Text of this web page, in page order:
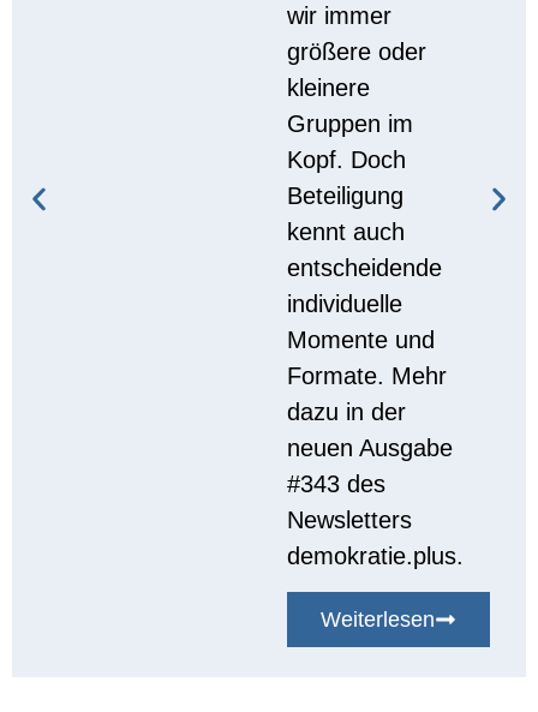
wir immer
größere oder
kleinere
Gruppen im
Kopf. Doch
Beteiligung
kennt auch
entscheidende
individuelle
Momente und
Formate. Mehr
dazu in der
neuen Ausgabe
#343 des
Newsletters
demokratie.plus.
Weiterlesen